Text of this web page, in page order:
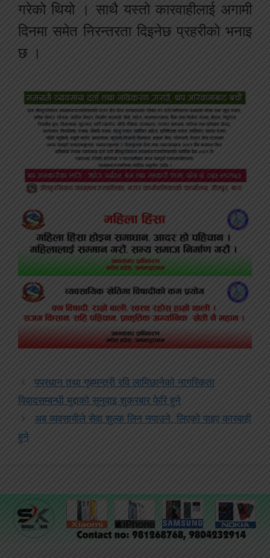
गरेको थियो । साथै यस्तो कारवाहीलाई अगामी
दिनमा समेत निरन्तरता दिइनेछ प्रहरीको भनाइ
छ ।
पप्रधान तथा गृहमन्त्री रवि लामिछानेको नागरिकता
विवादसम्बन्धी मुद्दाको सुनुवाइ शुक्रबार फेरि हुने
अब व्यवसायीले सेवा शुल्क लिन नपाउने, लिएको पाइए कारबाही
हुने